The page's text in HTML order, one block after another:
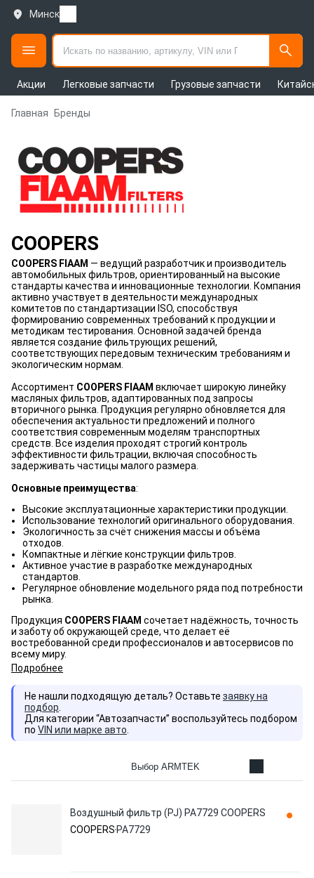
Минск
Акции Легковые запчасти Грузовые запчасти
Главная Бренды
COOPERS
COOPERS FIAAM — ведущий разработчик и производитель
автомобильных фильтров, ориентированный на высокие
стандарты качества и инновационные технологии. Компания
активно участвует в деятельности международных
комитетов по стандартизации ISO, способствуя
формированию современных требований к продукции и
методикам тестирования. Основной задачей бренда
является создание фильтрующих решений,
соответствующих передовым техническим требованиям и
экологическим нормам.
Ассортимент COOPERS FIAAM включает широкую линейку
масляных фильтров, адаптированных под запросы
вторичного рынка. Продукция регулярно обновляется для
обеспечения актуальности предложений и полного
соответствия современным моделям транспортных
средств. Все изделия проходят строгий контроль
эффективности фильтрации, включая способность
задерживать частицы малого размера.
Основные преимущества:
Высокие эксплуатационные характеристики продукции.
Использование технологий оригинального оборудования.
Экологичность за счёт снижения массы и объёма
отходов.
Компактные и лёгкие конструкции фильтров.
Активное участие в разработке международных
стандартов.
Регулярное обновление модельного ряда под потребности
рынка.
Продукция COOPERS FIAAM сочетает надёжность, точность
и заботу об окружающей среде, что делает её
востребованной среди профессионалов и автосервисов по
всему миру.
Подробнее
Не нашли подходящую деталь? Оставьте заявку на
подбор
Для категории “Автозапчасти” воспользуйтесь подбором
по VIN или марке авто
Выбор ARMTEK
Воздушный фильтр (PJ) PA7729 COOPERS
COOPERS PA7729